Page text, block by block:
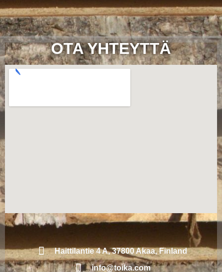
OTA YHTEYTTÄ
Haittilantie 4 A, 37800 Akaa, Finland
info@toika.com